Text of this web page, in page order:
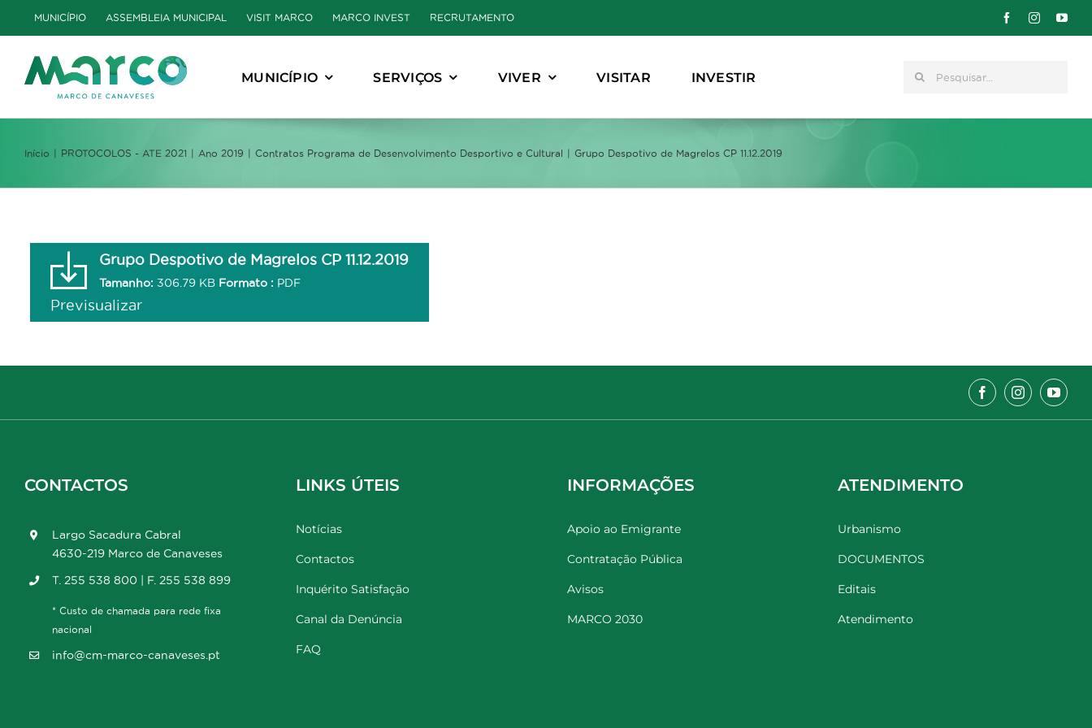
to
content
MUNICÍPIO ASSEMBLEIA MUNICIPAL VISIT MARCO MARCO INVEST RECRUTAMENTO
MUNICÍPIO SERVIÇOS VIVER VISITAR INVESTIR Pesquisar
Início PROTOCOLOS - ATE 2021 Ano 2019 Contratos Programa de Desenvolvimento Desportivo e Cultural Grupo Despotivo de Magrelos CP 11.12.2019
Grupo Despotivo de Magrelos CP 11.12.2019
Tamanho: 306.79 KB Formato : PDF
Previsualizar
CONTACTOS
Largo Sacadura Cabral
4630-219 Marco de Canaveses
T. 255 538 800 | F. 255 538 899
* Custo de chamada para rede fixa
nacional
info@cm-marco-canaveses.pt
LINKS ÚTEIS
Notícias
Contactos
Inquérito Satisfação
Canal da Denúncia
FAQ
INFORMAÇÕES
Apoio ao Emigrante
Contratação Pública
Avisos
MARCO 2030
ATENDIMENTO
Urbanismo
DOCUMENTOS
Editais
Atendimento